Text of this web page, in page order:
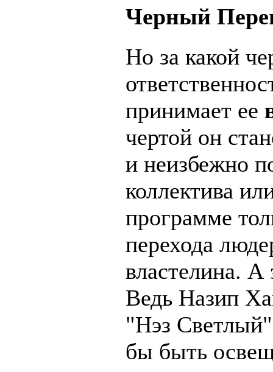
Черный
Но за какой
принимает ее
чертой он
и неизбежно
коллектива
программе
перехода
властелина. А
Ведь Назип
"Нэз
бы быть